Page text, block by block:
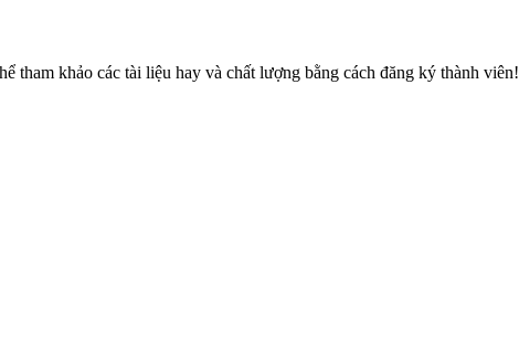
tham khảo các tài liệu hay và chất lượng bằng cách đăng ký thành viên!